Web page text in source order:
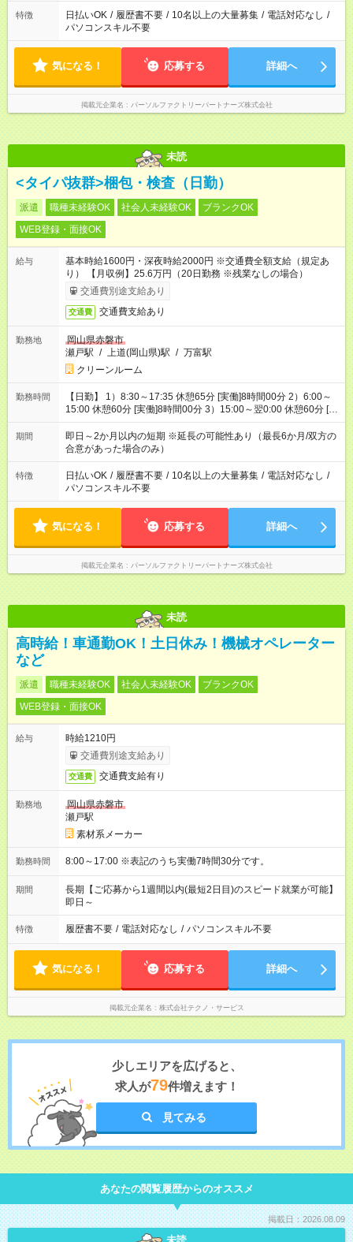
特徴 日払いOK / 履歴書不要 / 10名以上の大量募集 / 電話対応なし /
パソコンスキル不要
気になる！ 応募する 詳細へ
掲載元企業名 パーソルファクトリーパートナーズ株式会社
未読
<タイパ抜群>梱包・検査（日勤）
派遣 職種未経験OK 社会人未経験OK
ブランクOK
WEB登録・面接OK
給与
基本時給1600円・深夜時給2000円 ※交通費全額支給（規定あ
り） 【月収例】25.6万円（20日勤務 ※残業なしの場合）
交通費別途支給あり
交通費 交通費支給あり
勤務地
岡山県赤磐市
瀬戸駅 / 上道(岡山県)駅 / 万富駅
クリーンルーム
勤務時間
【日勤】 1）8:30～17:35 休憩65分 [実働]8時間00分 2）6:00～
15:00 休憩60分 [実働]8時間00分 3）15:00～翌0:00 休憩60分 [実
働]8時間00分
期間
即日～2か月以内の短期 ※延長の可能性あり（最長6か月/双方の
合意があった場合のみ）
特徴 日払いOK / 履歴書不要 / 10名以上の大量募集 / 電話対応なし /
パソコンスキル不要
気になる！ 応募する 詳細へ
掲載元企業名 パーソルファクトリーパートナーズ株式会社
未読
高時給！車通勤OK！土日休み！機械オペレーター
など
派遣 職種未経験OK 社会人未経験OK
ブランクOK
WEB登録・面接OK
給与
時給1210円
交通費別途支給あり
交通費 交通費支給有り
勤務地
岡山県赤磐市
瀬戸駅
素材系メーカー
勤務時間 8:00～17:00 ※表記のうち実働7時間30分です。
期間
長期【ご応募から1週間以内(最短2日目)のスピード就業が可能】
即日～
特徴 履歴書不要 / 電話対応なし / パソコンスキル不要
気になる！ 応募する 詳細へ
掲載元企業名 株式会社テクノ・サービス
少しエリアを広げると、
求人が79件増えます！
見てみる
あなたの閲覧履歴からのオススメ
掲載日：2026.08.09